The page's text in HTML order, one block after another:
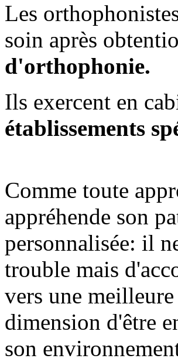
Les
soin après
d'orthophonie.
Ils exercent en
établissements
Comme toute
appréhende son
personnalisée: il
trouble mais
vers une
dimension d'être
son